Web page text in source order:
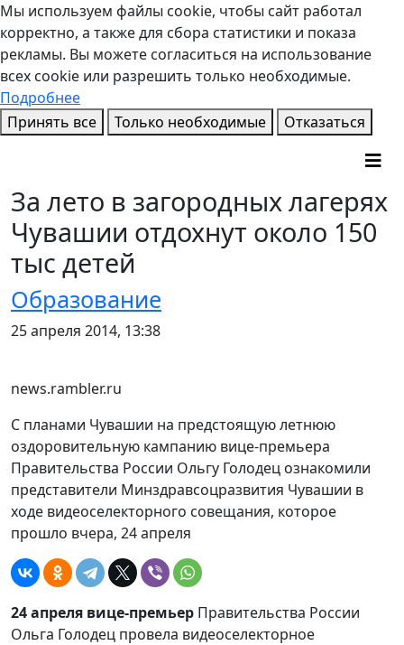
Мы используем файлы cookie, чтобы сайт работал
корректно, а также для сбора статистики и показа
рекламы. Вы можете согласиться на использование
всех cookie или разрешить только необходимые.
Подробнее
Принять все
Только необходимые Отказаться
За лето в загородных лагерях
Чувашии отдохнут около 150
тыс детей
Образование
25 апреля 2014, 13:38
news.rambler.ru
С планами Чувашии на предстоящую летнюю
оздоровительную кампанию вице-премьера
Правительства России Ольгу Голодец ознакомили
представители Минздравсоцразвития Чувашии в
ходе видеоселекторного совещания, которое
прошло вчера, 24 апреля
24 апреля вице-премьер Правительства России
Ольга Голодец провела видеоселекторное